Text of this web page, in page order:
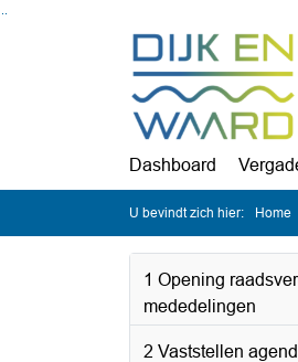
Dashboard
U bevindt zich hier: Home
1 Opening
mededelingen
2 Vaststellen